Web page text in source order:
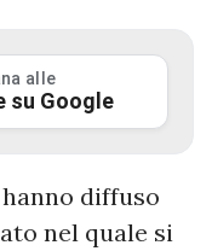
alle
su Google
diffuso
nel quale si